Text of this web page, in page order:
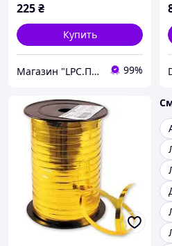
225₴
Купить
Магазин "LPC.Полиграфия" 99%